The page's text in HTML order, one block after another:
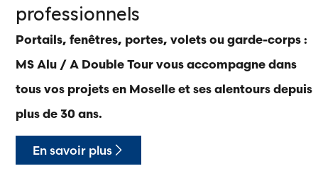
professionnels
Portails, fenêtres, portes, volets ou garde-corps :
MS Alu / A Double Tour vous accompagne dans
tous vos projets en Moselle et ses alentours depuis
plus de 30 ans.
En savoir plus